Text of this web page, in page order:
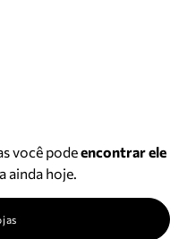
você podeencontrar ele
ainda hoje.